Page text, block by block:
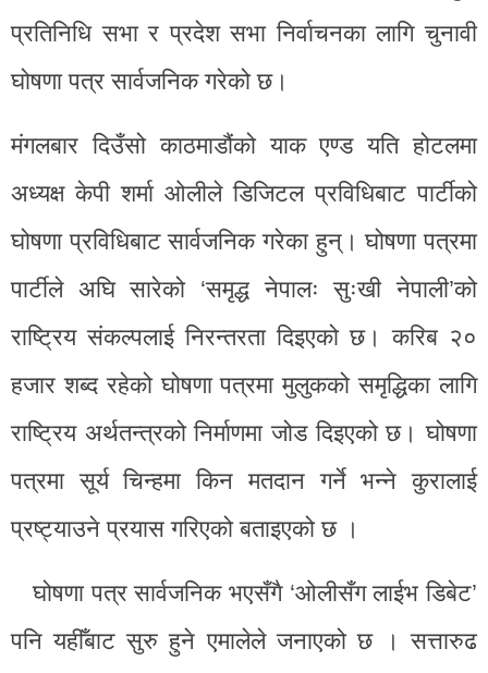
प्रतिनिधि सभा र प्रदेश सभा निर्वाचनका लागि चुनावी
घोषणा पत्र सार्वजनिक गरेको छ।
मंगलबार दिउँसो काठमाडौंको याक एण्ड यति होटलमा
अध्यक्ष केपी शर्मा ओलीले डिजिटल प्रविधिबाट पार्टीको
घोषणा प्रविधिबाट सार्वजनिक गरेका हुन्। घोषणा पत्रमा
पार्टीले अघि सारेको ‘समृद्ध नेपालः सुःखी नेपाली’को
राष्ट्रिय संकल्पलाई निरन्तरता दिइएको छ। करिब २०
हजार शब्द रहेको घोषणा पत्रमा मुलुकको समृद्धिका लागि
राष्ट्रिय अर्थतन्त्रको निर्माणमा जोड दिइएको छ। घोषणा
पत्रमा सूर्य चिन्हमा किन मतदान गर्ने भन्ने कुरालाई
प्रष्ट्याउने प्रयास गरिएको बताइएको छ ।
घोषणा पत्र सार्वजनिक भएसँगै ‘ओलीसँग लाईभ डिबेट’
पनि यहीँबाट सुरु हुने एमालेले जनाएको छ । सत्तारुढ